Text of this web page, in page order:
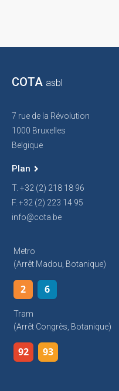
COTA asbl
7 rue de la Révolution
1000 Bruxelles
Belgique
Plan
T. +32 (2) 218 18 96
F. +32 (2) 223 14 95
info@cota.be
Metro
(arrêt Madou, Botanique)
2 6
Tram
(arrêt Congrès, Botanique)
92 93